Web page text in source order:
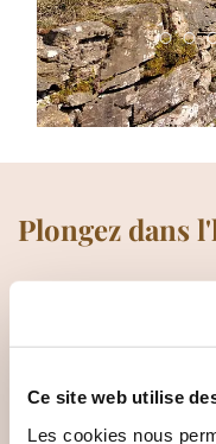
Ce site web utilise
Les cookies nous
Plongez dans
Notre auberge de
un lieu chargé
loin du GR70